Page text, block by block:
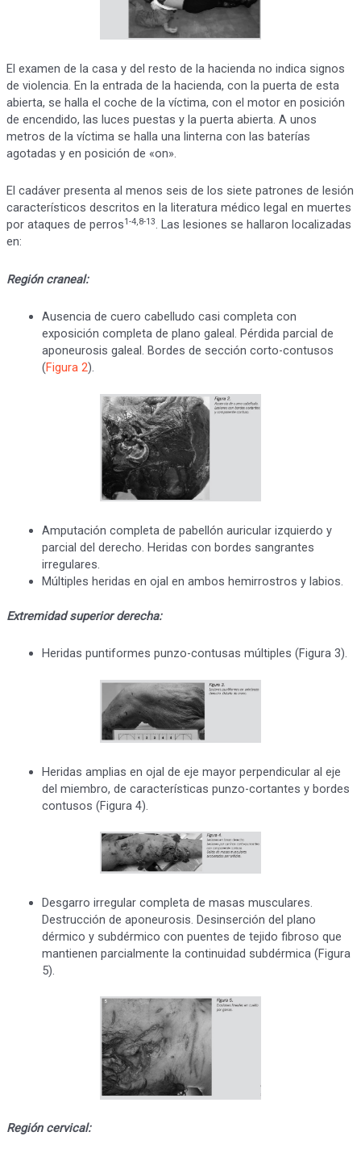
El examen de la casa y del resto de la hacienda no indica signos
de violencia. En la entrada de la hacienda, con la puerta de esta
abierta, se halla el coche de la víctima, con el motor en posición
de encendido, las luces puestas y la puerta abierta. A unos
metros de la víctima se halla una linterna con las baterías
agotadas y en posición de «on».
El cadáver presenta al menos seis de los siete patrones de lesión
característicos descritos en la literatura médico legal en muertes
por ataques de perros1-4,8-13. Las lesiones se hallaron localizadas
en:
Región craneal:
Ausencia de cuero cabelludo casi completa con
exposición completa de plano galeal. Pérdida parcial de
aponeurosis galeal. Bordes de sección corto-contusos
(Figura 2).
Amputación completa de pabellón auricular izquierdo y
parcial del derecho. Heridas con bordes sangrantes
irregulares.
Múltiples heridas en ojal en ambos hemirrostros y labios.
Extremidad superior derecha:
Heridas puntiformes punzo-contusas múltiples (Figura 3).
Heridas amplias en ojal de eje mayor perpendicular al eje
del miembro, de características punzo-cortantes y bordes
contusos (Figura 4).
Desgarro irregular completa de masas musculares.
Destrucción de aponeurosis. Desinserción del plano
dérmico y subdérmico con puentes de tejido fibroso que
mantienen parcialmente la continuidad subdérmica (Figura
5).
Región cervical: